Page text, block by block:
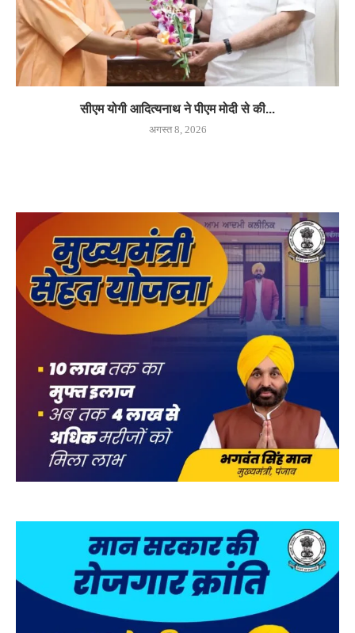
सीएम योगी आदित्यनाथ ने पीएम मोदी से की...
अगस्त 8, 2026